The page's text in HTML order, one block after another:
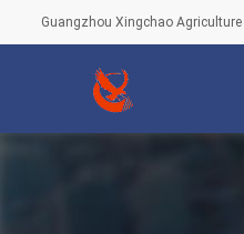
Guangzhou Xingchao Agriculture